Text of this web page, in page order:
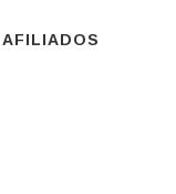
AFILIADOS